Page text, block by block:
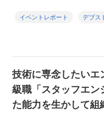
イベントレポート デブス
技術に専念したい
級職「スタッフエン
た能力を生かして組